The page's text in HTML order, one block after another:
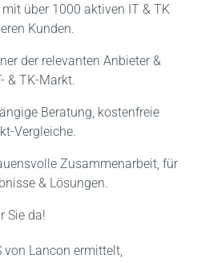
über 1000 aktiven IT & TK
Kunden.
der relevanten Anbieter &
& TK-Markt.
Beratung, kostenfreie
Vergleiche.
Zusammenarbeit, für
& Lösungen.
Sie da!
von Lancon ermittelt,